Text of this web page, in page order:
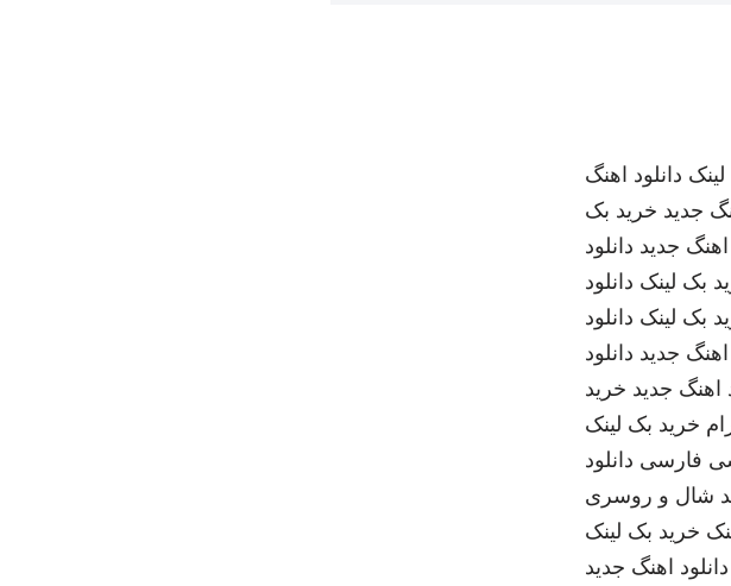
دانلود اهنگ
جدید خرید بک
اهنگ جدید دانلود
بک لینک دانلود
بک لینک دانلود
اهنگ جدید دانلود
اهنگ جدید خرید
خرید بک لینک
فارسی دانلود
شال و روسری
خرید بک لینک
دانلود اهنگ جدید